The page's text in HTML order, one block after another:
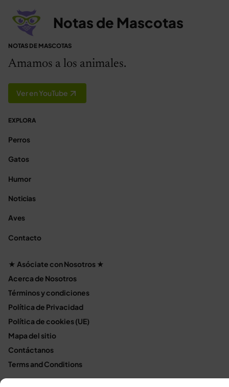
Notas de Mascotas
NOTAS DE MASCOTAS
Amamos a los animales.
Ver en YouTube
EXPLORA
Perros
Gatos
Humor
Noticias
Aves
Contacto
★ Asóciate con Nosotros ★
Acerca de Nosotros
Términos y condiciones
Política de Privacidad
Política de cookies (UE)
Mapa del sitio
Contáctanos
Terms and Conditions